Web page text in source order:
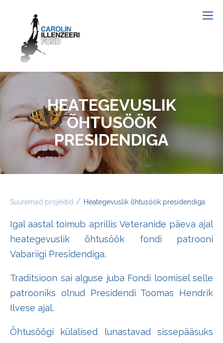
HEATEGEVUSLIK
ÕHTUSÖÖK
PRESIDENDIGA
Suuremad projektid / Heategevuslik õhtusöök presidendiga
Igal aastal toimub aprillis Veteranide päeva ajal
heategevuslik õhtusöök fondi patrooni
Vabariigi Presidendiga.
Traditsioon sai alguse juba Fondi loomisel selle
patrooniks olnud Presidendi Toomas Hendrik
Ilvese ajal.
Õhtusöögi külalised lunastavad sissepääsuks